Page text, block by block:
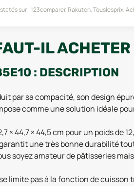
sur : 123comparer, Rakuten, Touslesprix,
IL
: DESCRIPTION
par sa compacité, son design
comme une solution idéale
× 44,7 × 44,5 cm pour un poids de
une très bonne durabilité
soyez amateur de pâtisseries
se limite pas à la fonction de